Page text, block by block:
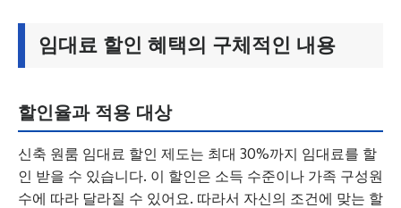
임대료 할인 혜택의 구체적인 내용
할인율과 적용 대상
신축 원룸 임대료 할인 제도는 최대 30%까지 임대료를 할
인 받을 수 있습니다. 이 할인은 소득 수준이나 가족 구성원
수에 따라 달라질 수 있어요. 따라서 자신의 조건에 맞는 할